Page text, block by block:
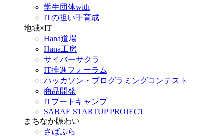
学生団体with
ITの担い手育成
地域×IT
Hana道場
Hana工房
サイバーサクラ
IT推進フォーラム
ハッカソン・プログラミングコンテスト
商品開発
ITブートキャンプ
SABAE STARTUP PROJECT
まちなか賑わい
さばぷら